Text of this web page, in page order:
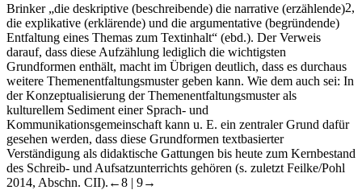
Brinker „die deskriptive (beschreibende) die narrative (erzählende)2,
die explikative (erklärende) und die argumentative (begründende)
Entfaltung eines Themas zum Textinhalt“ (ebd.). Der Verweis
darauf, dass diese Aufzählung lediglich die wichtigsten
Grundformen enthält, macht im Übrigen deutlich, dass es durchaus
weitere Themenentfaltungsmuster geben kann. Wie dem auch sei: In
der Konzeptualisierung der Themenentfaltungsmuster als
kulturellem Sediment einer Sprach- und
Kommunikationsgemeinschaft kann u. E. ein zentraler Grund dafür
gesehen werden, dass diese Grundformen textbasierter
Verständigung als didaktische Gattungen bis heute zum Kernbestand
des Schreib- und Aufsatzunterrichts gehören (s. zuletzt Feilke/Pohl
2014, Abschn. CII). ←8 | 9→